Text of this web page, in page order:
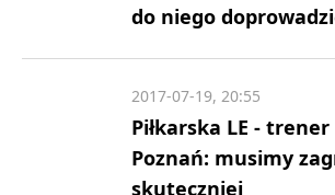
do niego
Piłkarska LE - trener
Poznań: musimy
skuteczniej
2017-07-19, 20:55